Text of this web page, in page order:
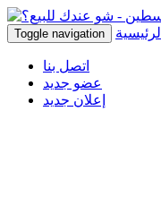
Toggle navigation الرئيسية
اتصل بنا
عضو جديد
إعلان جديد